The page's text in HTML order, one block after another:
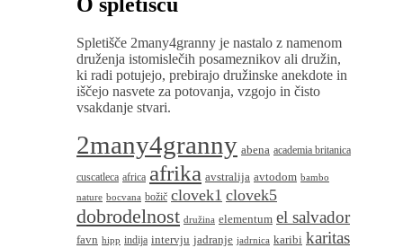
Spletišče 2many4granny je nastalo z namenom
druženja istomislečih posameznikov ali družin,
ki radi potujejo, prebirajo družinske anekdote in
iščejo nasvete za potovanja, vzgojo in čisto
vsakdanje stvari.
2many4granny abena academia britanica
cuscatleca africa afrika avstralija avtodom bambo
nature bocvana božič clovek1 clovek5
dobrodelnost družina elementum el salvador
favn hipp indija intervju jadranje jadrnica karibi karitas